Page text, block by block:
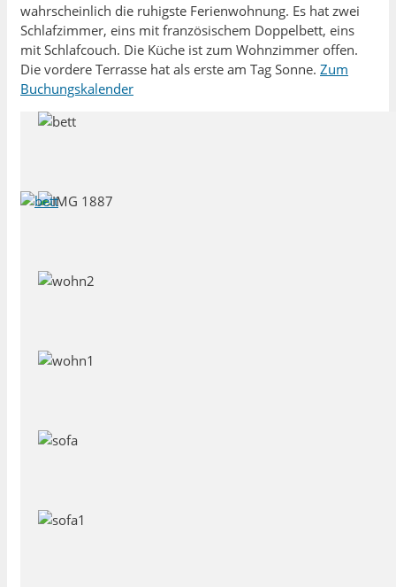
wahrscheinlich die ruhigste Ferienwohnung. Es hat zwei
Schlafzimmer, eins mit französischem Doppelbett, eins
mit Schlafcouch. Die Küche ist zum Wohnzimmer offen.
Die vordere Terrasse hat als erste am Tag Sonne. Zum
Buchungskalender